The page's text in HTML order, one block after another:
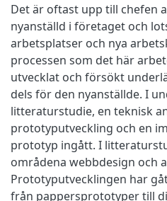
Det är oftast upp till chefen
nyanställd i företaget och
arbetsplatser och nya
processen som det här
utvecklat och försökt
dels för den nyanställde. I
litteraturstudie, en teknisk
prototyputveckling och en
prototyp ingått. I
områdena webbdesign och
Prototyputvecklingen har
från pappersprototyper till